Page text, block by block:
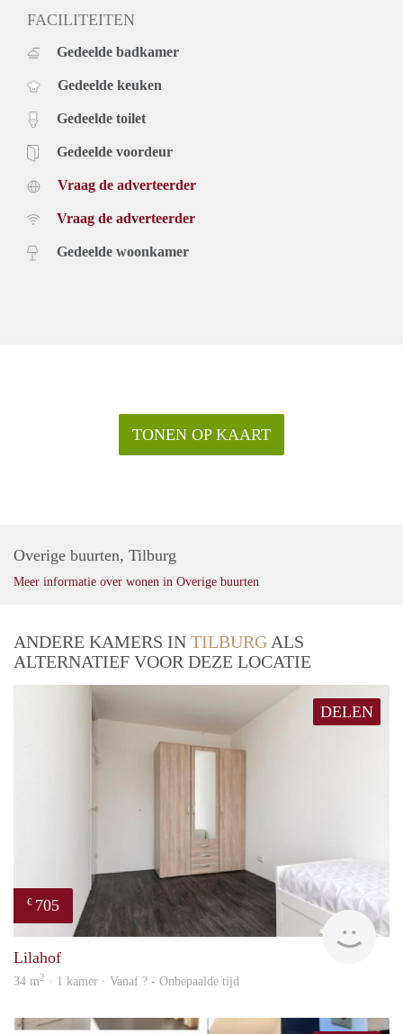
FACILITEITEN
Gedeelde badkamer
Gedeelde keuken
Gedeelde toilet
Gedeelde voordeur
Vraag de adverteerder
Vraag de adverteerder
Gedeelde woonkamer
TONEN OP KAART
Overige buurten, Tilburg
Meer informatie over wonen in Overige buurten
ANDERE KAMERS IN TILBURG ALS
ALTERNATIEF VOOR DEZE LOCATIE
DELEN
€ 705
Lilahof
34 m2 · 1 kamer · Vanaf ? - Onbepaalde tijd